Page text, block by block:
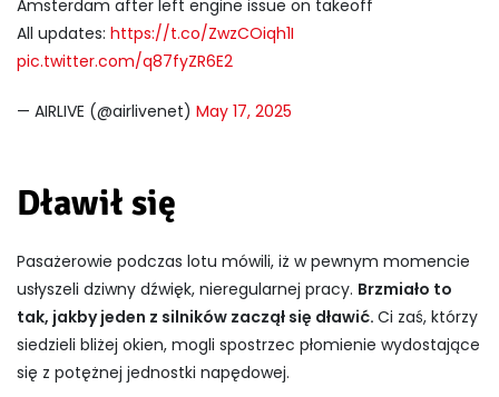
Amsterdam after left engine issue on takeoff
All updates: https://t.co/ZwzCOiqh1I
pic.twitter.com/q87fyZR6E2
— AIRLIVE (@airlivenet) May 17, 2025
Dławił się
Pasażerowie podczas lotu mówili, iż w pewnym momencie
usłyszeli dziwny dźwięk, nieregularnej pracy. Brzmiało to
tak, jakby jeden z silników zaczął się dławić. Ci zaś, którzy
siedzieli bliżej okien, mogli spostrzec płomienie wydostające
się z potężnej jednostki napędowej.